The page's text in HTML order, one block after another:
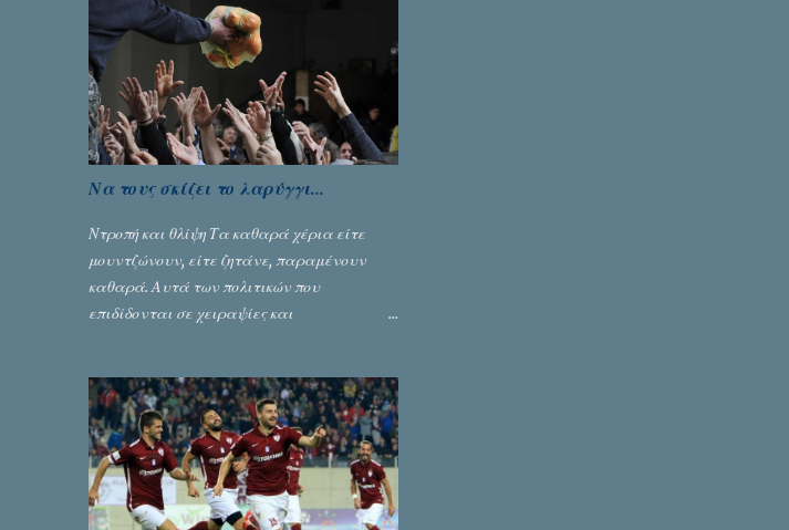
εξάντλησε την αυστηρότητά της,
περισσότερο λόγω του ντόρου που
δημιούργησαν τα ελεγχόμενα ΜΜΕ, αλλά
σε κάθε περίπτωση δεν επέβαλε ποινή
αφαίρεσης βαθμών, όπως απαιτούσαν,
αφού κάτι τέτοιο δεν ήταν εφικτό, σύμφωνα
με τα στοιχεία...
Να τους σκίζει το λαρύγγι...
Ντροπή και θλίψη Τα καθαρά χέρια είτε
μουντζώνουν, είτε ζητάνε, παραμένουν
καθαρά. Αυτά των πολιτικών που
επιδίδονται σε χειραψίες και
Σταύρος Αλευρογιάννης